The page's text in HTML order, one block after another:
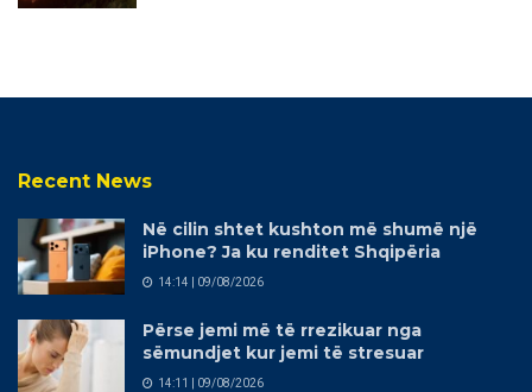
Recent News
Në cilin shtet kushton më shumë një
iPhone? Ja ku renditet Shqipëria
14:14 | 09/08/2026
Përse jemi më të rrezikuar nga
sëmundjet kur jemi të stresuar
14:11 | 09/08/2026